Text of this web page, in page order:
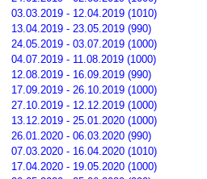
03.03.2019 - 12.04.2019 (1010)
13.04.2019 - 23.05.2019 (990)
24.05.2019 - 03.07.2019 (1000)
04.07.2019 - 11.08.2019 (1000)
12.08.2019 - 16.09.2019 (990)
17.09.2019 - 26.10.2019 (1000)
27.10.2019 - 12.12.2019 (1000)
13.12.2019 - 25.01.2020 (1000)
26.01.2020 - 06.03.2020 (990)
07.03.2020 - 16.04.2020 (1010)
17.04.2020 - 19.05.2020 (1000)